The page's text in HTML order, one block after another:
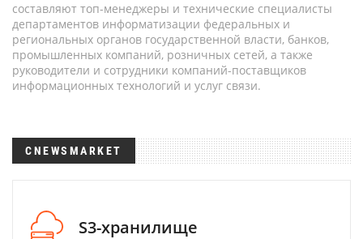
составляют топ-менеджеры и технические специалисты
департаментов информатизации федеральных и
региональных органов государственной власти, банков,
промышленных компаний, розничных сетей, а также
руководители и сотрудники компаний-поставщиков
информационных технологий и услуг связи.
CNEWSMARKET
S3-хранилище